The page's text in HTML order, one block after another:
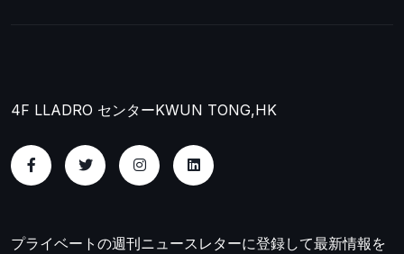
4F LLADRO センターKWUN TONG,HK
プライベートの週刊ニュースレターに登録して最新情報を